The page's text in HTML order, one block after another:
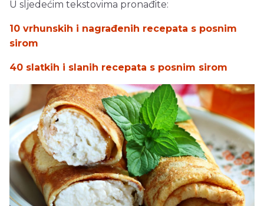
U sljedećim tekstovima pronađite:
10 vrhunskih i nagrađenih recepata s posnim
sirom
40 slatkih i slanih recepata s posnim sirom